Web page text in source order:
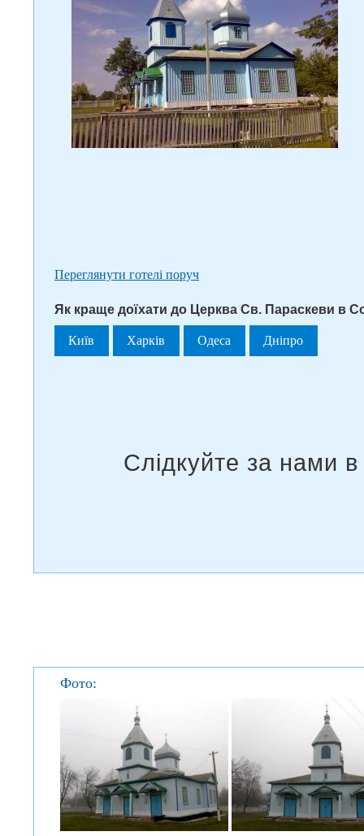
Переглянути готелі поруч
Як краще доїхати до Церква Св. Параскеви в
Київ Харків Одеса Дніпро
Фото: